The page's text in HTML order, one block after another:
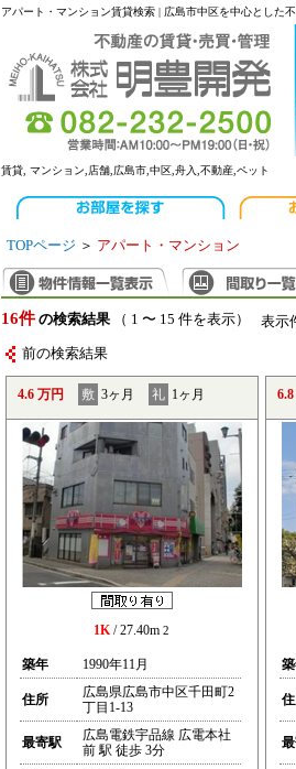
アパート・マンション賃貸検索 | 広島市中区を中心とした
賃貸, マンション,店舗,広島市,中区,舟入,不動産,ペット
TOPページ ＞ アパート・マンション
16件 の検索結果（ 1 〜 15 件を表示） 表示
前の検索結果
4.6 万円 敷 3ヶ月 礼 1ヶ月
1K/ 27.40m 2
築年 1990年11月
住所
広島県広島市中区千田町2
丁目1-13
最寄駅
広島電鉄宇品線 広電本社
前 駅 徒歩 3分